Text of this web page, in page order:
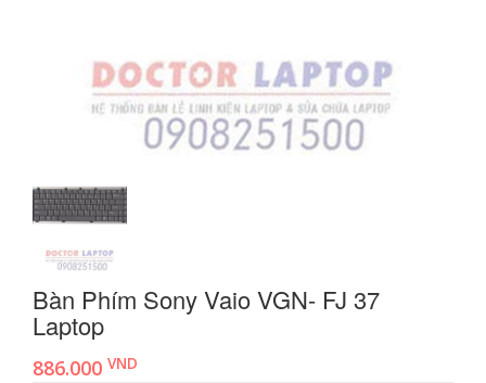
Bàn Phím Sony Vaio VGN- FJ 37
Laptop
886.000 VND